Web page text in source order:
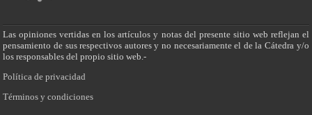
Las opiniones vertidas en los artículos y notas del presente sitio web reflejan el
pensamiento de sus respectivos autores y no necesariamente el de la Cátedra y/o
los responsables del propio sitio web.-
Política de privacidad
Términos y condiciones